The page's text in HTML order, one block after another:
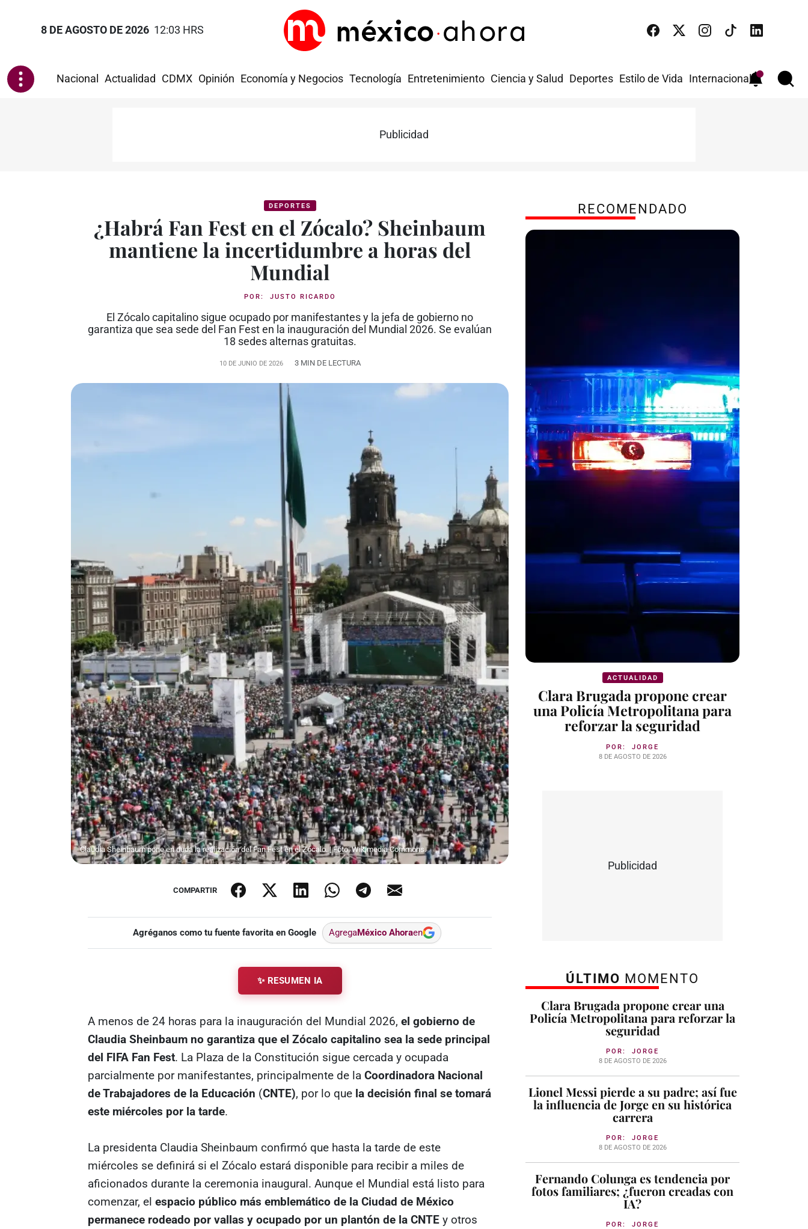
8 DE AGOSTO DE 2026 12:03 HRS
Nacional Actualidad CDMX Opinión Economía y Negocios Tecnología Entretenimiento Ciencia y Salud Deportes Estilo de Vida Internacional
Publicidad
DEPORTES
¿Habrá Fan Fest en el Zócalo? Sheinbaum
mantiene la incertidumbre a horas del
Mundial
POR: JUSTO RICARDO
El Zócalo capitalino sigue ocupado por manifestantes y la jefa de gobierno no
garantiza que sea sede del Fan Fest en la inauguración del Mundial 2026. Se evalúan
18 sedes alternas gratuitas.
10 DE JUNIO DE 2026 3 MIN DE LECTURA
Claudia Sheinbaum pone en duda la realización del Fan Fest en el Zócalo. | Foto: Wikimedia Commons.
COMPARTIR
Agréganos como tu fuente favorita en Google AgregaMéxico Ahoraen
✨ RESUMEN IA
A menos de 24 horas para la inauguración del Mundial 2026, el gobierno de
Claudia Sheinbaum no garantiza que el Zócalo capitalino sea la sede principal
del FIFA Fan Fest. La Plaza de la Constitución sigue cercada y ocupada
parcialmente por manifestantes, principalmente de la Coordinadora Nacional
de Trabajadores de la Educación (CNTE), por lo que la decisión final se tomará
este miércoles por la tarde.
La presidenta Claudia Sheinbaum confirmó que hasta la tarde de este
miércoles se definirá si el Zócalo estará disponible para recibir a miles de
aficionados durante la ceremonia inaugural. Aunque el Mundial está listo para
comenzar, el espacio público más emblemático de la Ciudad de México
permanece rodeado por vallas y ocupado por un plantón de la CNTE y otros
RECOMENDADO
ACTUALIDAD
Clara Brugada propone crear
una Policía Metropolitana para
reforzar la seguridad
POR: JORGE
8 DE AGOSTO DE 2026
Publicidad
ÚLTIMO MOMENTO
Clara Brugada propone crear una
Policía Metropolitana para reforzar la
seguridad
POR: JORGE
8 DE AGOSTO DE 2026
Lionel Messi pierde a su padre; así fue
la influencia de Jorge en su histórica
carrera
POR: JORGE
8 DE AGOSTO DE 2026
Fernando Colunga es tendencia por
fotos familiares; ¿fueron creadas con
IA?
POR: JORGE